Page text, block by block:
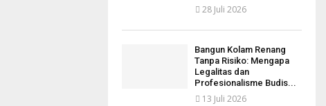
28 Juli 2026
Bangun Kolam Renang
Tanpa Risiko: Mengapa
Legalitas dan
Profesionalisme Budis...
13 Juli 2026